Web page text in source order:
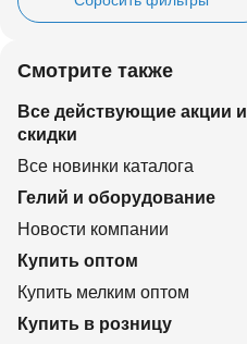
Смотрите также
Все действующие акции и
скидки
Все новинки каталога
Гелий и оборудование
Новости компании
Купить оптом
Купить мелким оптом
Купить в розницу